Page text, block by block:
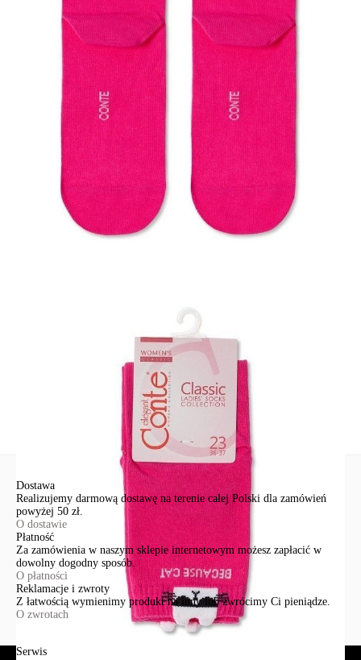
dopasowują się do stopy, nie powodując dyskomfortu nawet przy
długotrwałym noszeniu.
Cechy modelu:
- Technologia 3D: trójwymiarowe rysunki, które dodają skarpetkom
głębi i atrakcyjności.
- Ozdobny pikot: subtelny detal, który wyróżnia skarpetki na tle
- Komfort: miękki i przyjemny w dotyku materiał, delikatny dla skóry.
- Styl: idealne do casualowych i sportowych stylizacji.
- Jakość: wysokogatunkowa bawełna zapewniająca trwałość i wygodę.
- Oddychalność: materiał, który pozwala stopom oddychać.
- Elastyczność: skład z elastanem, który zapewnia idealne dopasowanie
bez uciskania.
- Trwałość: wytrzymałość dzięki zawartości poliamidu.
1001320730020186250
bawełna 68%; poliamid 30%; elastan 2%
Udostępnij produkt
Ten produkt nie ma pytań Możesz zadać pytanie, klikając przycisk
Dostawa
Realizujemy darmową dostawę na terenie całej Polski dla zamówień
powyżej 50 zł.
O dostawie
Płatność
Za zamówienia w naszym sklepie internetowym możesz zapłacić w
dowolny dogodny sposób.
O płatności
Reklamacje i zwroty
Z łatwością wymienimy produkt na inny lub zwrócimy Ci pieniądze.
O zwrotach
Serwis